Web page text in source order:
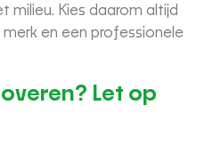
milieu. Kies daarom altijd
en een professionele
Let op